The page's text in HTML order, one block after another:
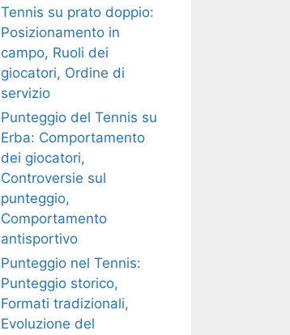
Tennis su prato doppio:
Posizionamento in
campo, Ruoli dei
giocatori, Ordine di
servizio
Punteggio del Tennis su
Erba: Comportamento
dei giocatori,
Controversie sul
punteggio,
Comportamento
antisportivo
Punteggio nel Tennis:
Punteggio storico,
Formati tradizionali,
Evoluzione del